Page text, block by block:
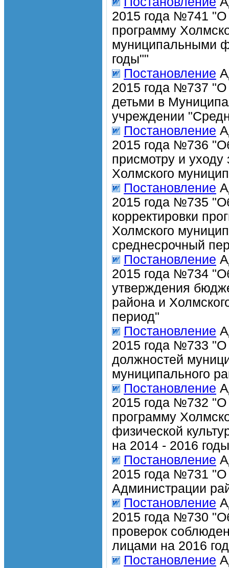
2015 года №741 "О
программу
муниципальными
годы""
Постановление
2015 года №737 "О
детьми в
учреждении
Постановление
2015 года №736
присмотру и
Холмского
Постановление
2015 года №735
корректировки
Холмского
среднесрочный
Постановление
2015 года №734
утверждения
района и
период"
Постановление
2015 года №733 "О
должностей
муниципального
Постановление
2015 года №732 "О
программу
физической
на 2014 - 2016
Постановление
2015 года №731 "О
Администрации
Постановление
2015 года №730
проверок
лицами на 2016
Постановление